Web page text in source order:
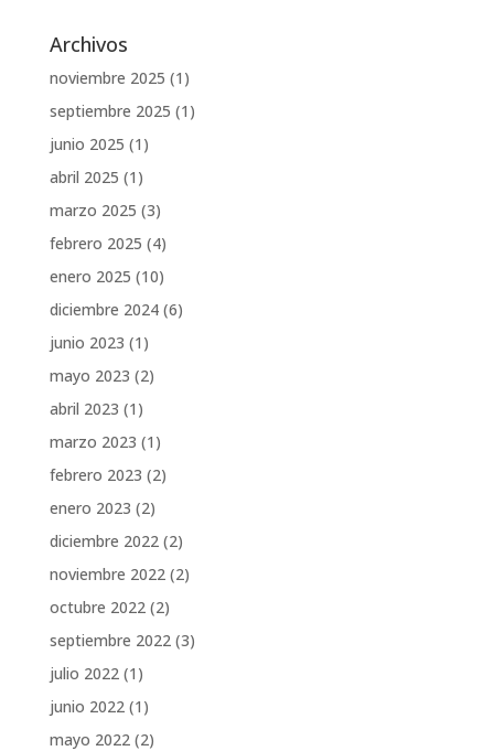
Archivos
noviembre 2025 (1)
septiembre 2025 (1)
junio 2025 (1)
abril 2025 (1)
marzo 2025 (3)
febrero 2025 (4)
enero 2025 (10)
diciembre 2024(6)
junio 2023 (1)
mayo 2023 (2)
abril 2023 (1)
marzo 2023 (1)
febrero 2023 (2)
enero 2023 (2)
diciembre 2022(2)
noviembre 2022(2)
octubre 2022(2)
septiembre 2022(3)
julio 2022(1)
junio 2022(1)
mayo 2022(2)